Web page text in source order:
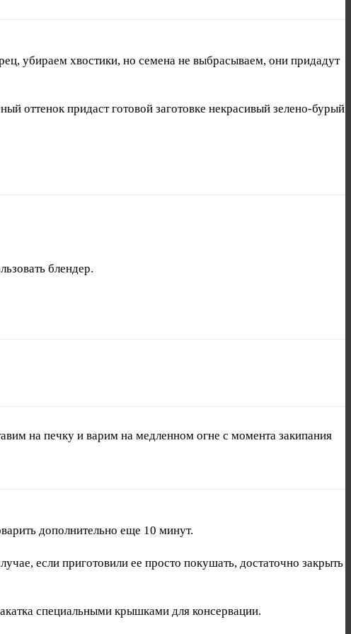
убираем хвостики, но семена не выбрасываем, они придадут
оттенок придаст готовой заготовке некрасивый зелено-бурый
блендер.
на печку и варим на медленном огне с момента закипания
дополнительно еще 10 минут.
если приготовили ее просто покушать, достаточно закрыть
специальными крышками для консервации.